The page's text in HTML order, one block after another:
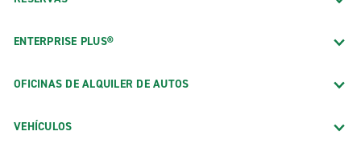
ENTERPRISE PLUS®
OFICINAS DE ALQUILER DE AUTOS
VEHÍCULOS